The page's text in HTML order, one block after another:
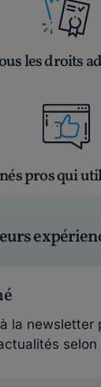
les droits
pros qui
la newsletter